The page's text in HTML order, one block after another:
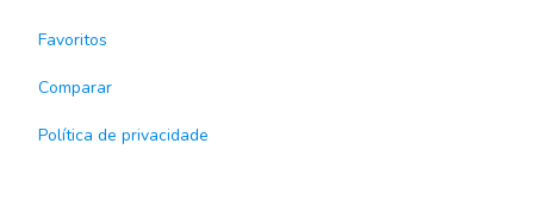
Favoritos
Comparar
Política de privacidade